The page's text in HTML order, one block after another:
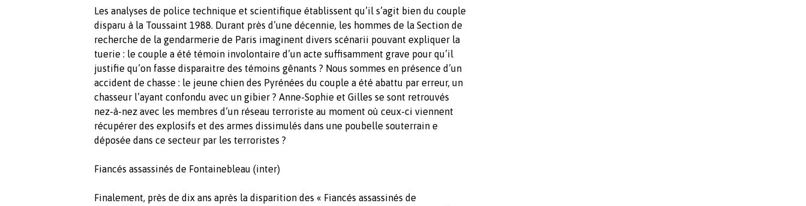
Les analyses de police technique et scientifique établissent qu’il s’agit bien du couple
disparu à la Toussaint 1988. Durant près d’une décennie, les hommes de la Section de
recherche de la gendarmerie de Paris imaginent divers scénarii pouvant expliquer la
tuerie : le couple a été témoin involontaire d’un acte suffisamment grave pour qu’il
justifie qu’on fasse disparaitre des témoins gênants ? Nous sommes en présence d’un
accident de chasse : le jeune chien des Pyrénées du couple a été abattu par erreur, un
chasseur l’ayant confondu avec un gibier ? Anne-Sophie et Gilles se sont retrouvés
nez-à-nez avec les membres d’un réseau terroriste au moment où ceux-ci viennent
récupérer des explosifs et des armes dissimulés dans une poubelle souterrain e
déposée dans ce secteur par les terroristes ?
Fiancés assassinés de Fontainebleau (inter)
Finalement, près de dix ans après la disparition des « Fiancés assassinés de